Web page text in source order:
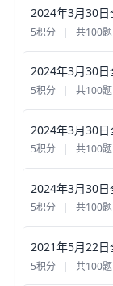
5积分 | 共100题
5积分 | 共100题
5积分 | 共100题
5积分 | 共100题
5积分 | 共100题